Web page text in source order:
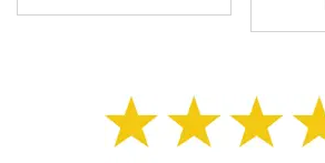
este
variantes.
as
opções